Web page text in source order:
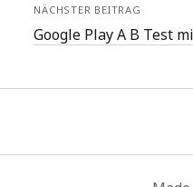
NÄCHSTER BEITRAG
Google Play A B Test